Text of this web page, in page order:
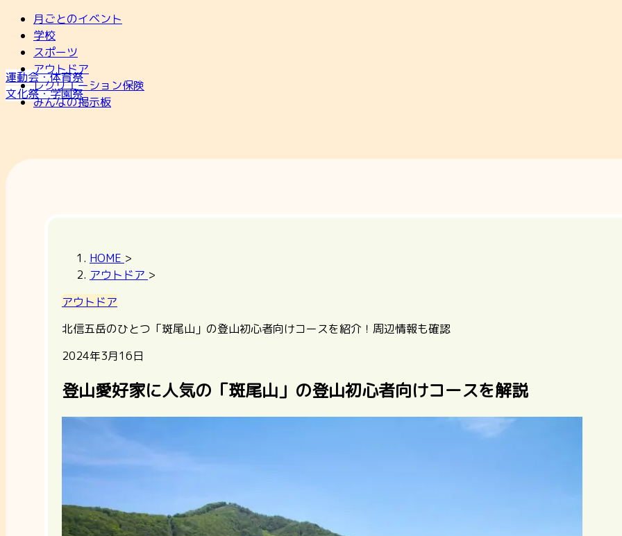
月ごとのイベント
学校
運動会・体育祭
文化祭・学園祭
スポーツ
アウトドア
レクリエーション保険
みんなの掲示板
HOME >
アウトドア >
アウトドア
北信五岳のひとつ「斑尾山」の登山初心者向けコースを紹介！周辺情報も確認
2024年3月16日
登山愛好家に人気の「斑尾山」の登山初心者向けコースを解説